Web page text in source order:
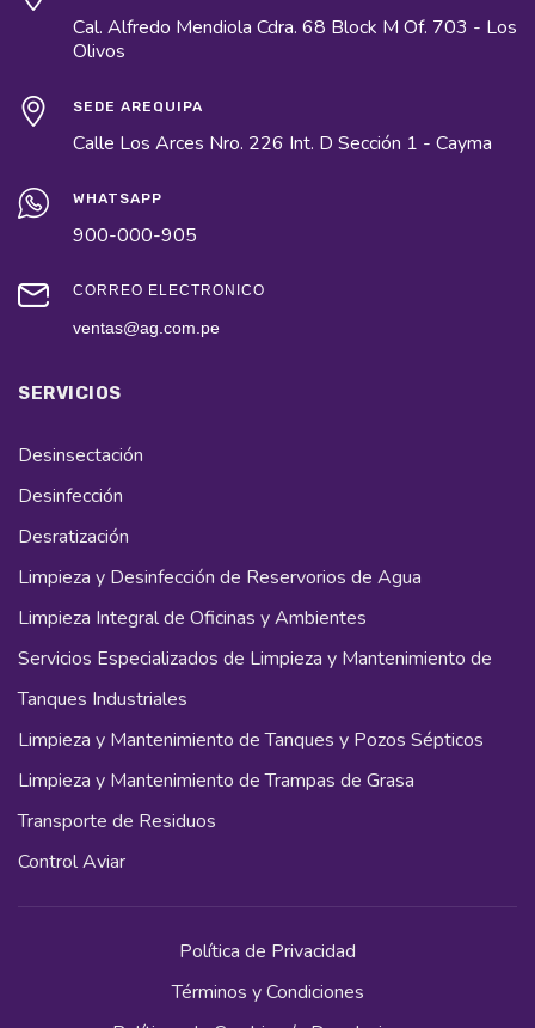
Cal. Alfredo Mendiola Cdra. 68 Block M Of. 703 - Los
Olivos
SEDE AREQUIPA
Calle Los Arces Nro. 226 Int. D Sección 1 - Cayma
WHATSAPP
900-000-905
CORREO ELECTRÓNICO
ventas@ag.com.pe
SERVICIOS
Desinsectación
Desinfección
Desratización
Limpieza y Desinfección de Reservorios de Agua
Limpieza Integral de Oficinas y Ambientes
Servicios Especializados de Limpieza y Mantenimiento de
Tanques Industriales
Limpieza y Mantenimiento de Tanques y Pozos Sépticos
Limpieza y Mantenimiento de Trampas de Grasa
Transporte de Residuos
Control Aviar
Política de Privacidad
Términos y Condiciones